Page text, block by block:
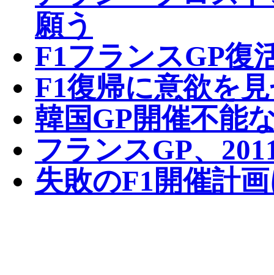
願う
F1フランスGP復
F1復帰に意欲を
韓国GP開催不能
フランスGP、
失敗のF1開催計